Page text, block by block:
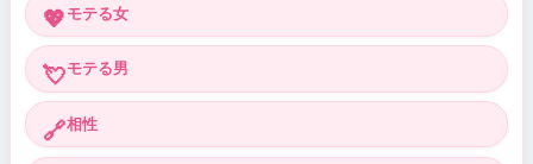
💖 モテる女
💘モテる男
🔗相性